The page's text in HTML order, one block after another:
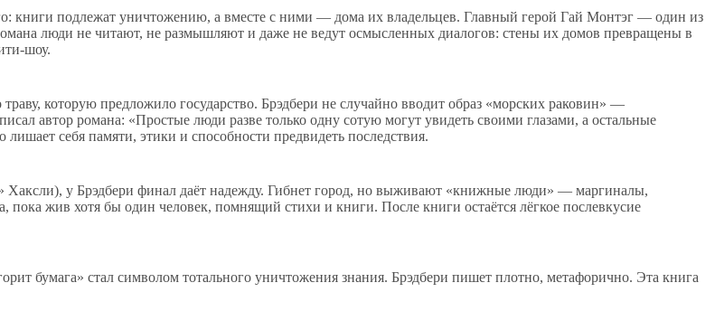
книги подлежат уничтожению, а вместе с ними — дома их владельцев. Главный герой Гай Монтэг — один из
люди не читают, не размышляют и даже не ведут осмысленных диалогов: стены их домов превращены в
шоу.
которую предложило государство. Брэдбери не случайно вводит образ «морских раковин» —
автор романа: «Простые люди разве только одну сотую могут увидеть своими глазами, а остальные
себя памяти, этики и способности предвидеть последствия.
у Брэдбери финал даёт надежду. Гибнет город, но выживают «книжные люди» — маргиналы,
жив хотя бы один человек, помнящий стихи и книги. После книги остаётся лёгкое послевкусие
бумага» стал символом тотального уничтожения знания. Брэдбери пишет плотно, метафорично. Эта книга